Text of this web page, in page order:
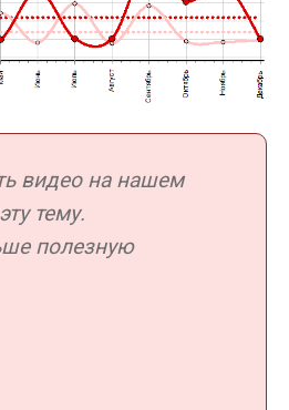
видео на нашем
тему.
полезную